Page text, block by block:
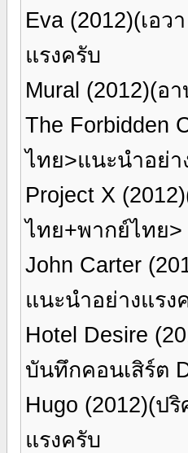
Eva (2012)(เอ
แรงครับ
Mural (2012)(อ
The Forbidden
ไทย>แนะนำอย่า
Project X
ไทย+พากย์ไทย
John Carter
แนะนำอย่างแรง
Hotel Desire
บันทึกคอนเสิร์ต
Hugo (2012)(ป
แรงครับ